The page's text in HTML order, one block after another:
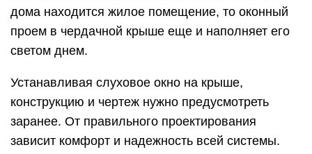
дома находится жилое помещение, то оконный
проем в чердачной крыше еще и наполняет его
светом днем.
Устанавливая слуховое окно на крыше,
конструкцию и чертеж нужно предусмотреть
заранее. От правильного проектирования
зависит комфорт и надежность всей системы.